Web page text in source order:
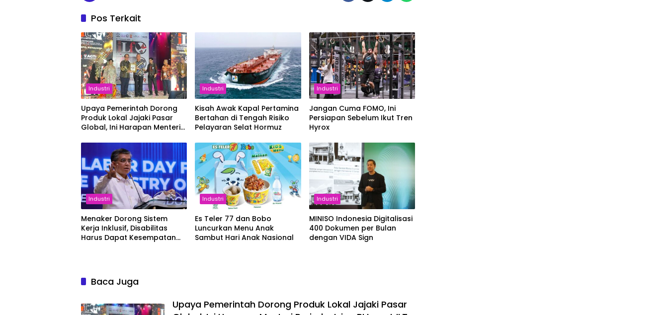
Pos Terkait
Industri
Upaya Pemerintah Dorong
Produk Lokal Jajaki Pasar
Global, Ini Harapan Menteri
dan IGT Expo 2026
Industri
Kisah Awak Kapal Pertamina
Bertahan di Tengah Risiko
Pelayaran Selat Hormuz
Industri
Jangan Cuma FOMO, Ini
Persiapan Sebelum Ikut Tren
Hyrox
Industri
Menaker Dorong Sistem
Kerja Inklusif, Disabilitas
Harus Dapat Kesempatan
Industri
Es Teler 77 dan Bobo
Luncurkan Menu Anak
Sambut Hari Anak Nasional
Industri
MINISO Indonesia Digitalisasi
400 Dokumen per Bulan
dengan VIDA Sign
Baca Juga
Upaya Pemerintah Dorong Produk Lokal Jajaki Pasar